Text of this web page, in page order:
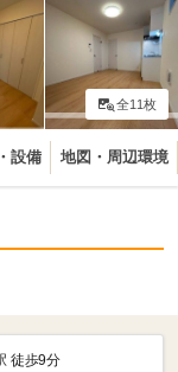
全11枚
設備 地図・周辺環境
徒歩9分